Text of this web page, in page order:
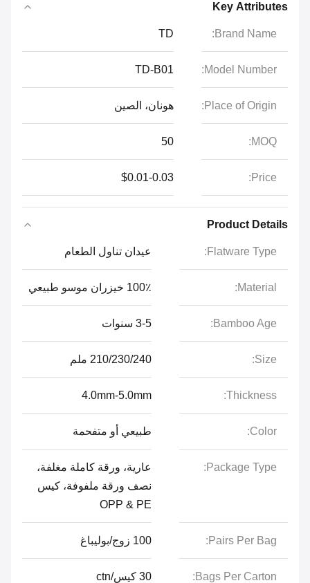
Key Attributes
Brand Name:
Model Number:
TD-B01
Place of Origin: هونان، الصين
MOQ:
Price:
$0.01-0.03
Product Details
Flatware Type: عيدان تناول الطعام
Material: 100٪ خيزران موسو طبيعي
Bamboo Age:
210/230/240 ملم
Thickness:
4.0mm-5.0mm
Color: طبيعي أو متفحمة
Package Type:
عارية، ورقة كاملة مغلفة،
نصف ورقة ملفوفة، كيس
OPP & PE
Pairs Per Bag:
Bags Per Carton: